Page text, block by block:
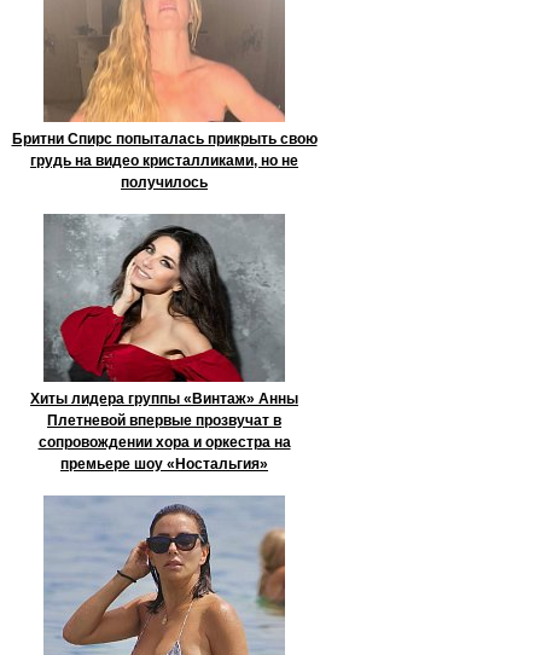
Бритни Спирс попыталась прикрыть свою
грудь на видео кристалликами, но не
получилось
Хиты лидера группы «Винтаж» Анны
Плетневой впервые прозвучат в
сопровождении хора и оркестра на
премьере шоу «Ностальгия»